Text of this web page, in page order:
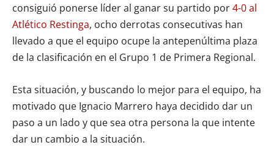
consiguió ponerse líder al ganar su partido por4-0 al
Atlético Restinga, ocho derrotas consecutivas han
llevado a que el equipo ocupe la antepenúltima plaza
de la clasificación en el Grupo 1 de Primera Regional.
Esta situación, y buscando lo mejor para el equipo, ha
motivado que Ignacio Marrero haya decidido dar un
paso a un lado y que sea otra persona la que intente
dar un cambio a la situación.